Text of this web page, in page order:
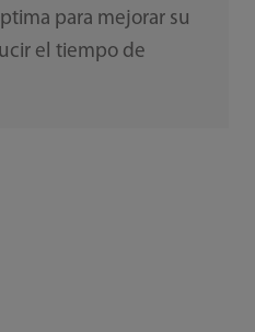
para mejorar su
el tiempo de